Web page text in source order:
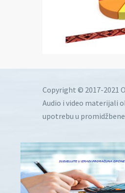
Copyright © 2017-2021
Audio i video materijali
upotrebu u